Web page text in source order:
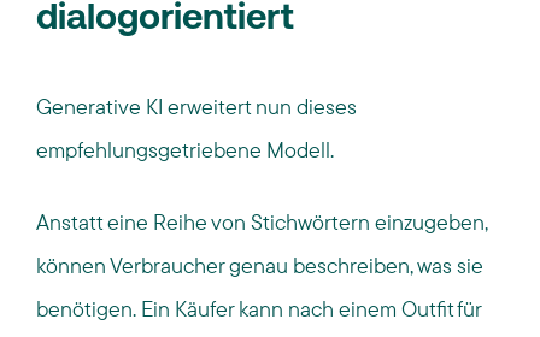
dialogorientiert
Generative KI erweitert nun dieses
empfehlungsgetriebene Modell.
Anstatt eine Reihe von Stichwörtern einzugeben,
können Verbraucher genau beschreiben, was sie
benötigen. Ein Käufer kann nach einem Outfit für